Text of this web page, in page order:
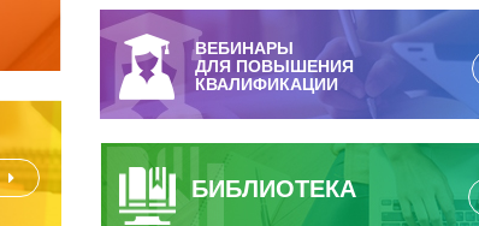
ВЕБИНАРЫ
ДЛЯ ПОВЫШЕНИЯ
КВАЛИФИКАЦИИ
БИБЛИОТЕКА